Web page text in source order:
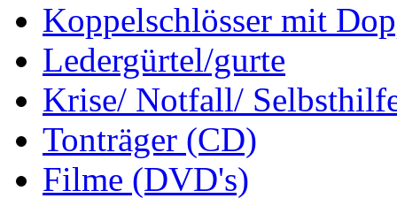
Koppelschlösser mit
Ledergürtel/gurte
Krise/ Notfall/
Tonträger (CD)
Filme (DVD's)